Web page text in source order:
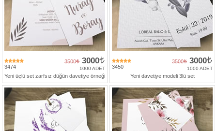
3474
3500 3000
1000 ADET
Yeni üçlü set zarfsız düğün davetiye örneği
3450
3500 3000
1000 ADET
Yeni davetiye modeli 3lü set